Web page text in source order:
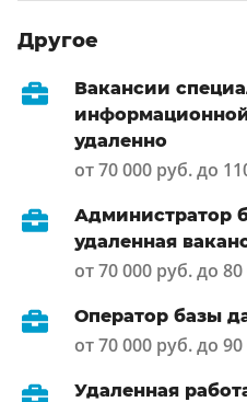
Другое
Вакансии
удаленно
от 70 000 руб. до
Администратор
удаленная
от 70 000 руб. до
Оператор базы
от 70 000 руб. до
Удаленная